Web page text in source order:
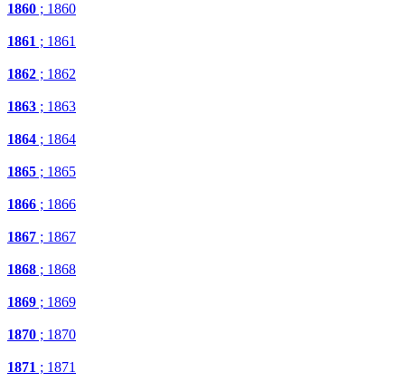
1860 ; 1860
1861 ; 1861
1862 ; 1862
1863 ; 1863
1864 ; 1864
1865 ; 1865
1866 ; 1866
1867 ; 1867
1868 ; 1868
1869 ; 1869
1870 ; 1870
1871 ; 1871